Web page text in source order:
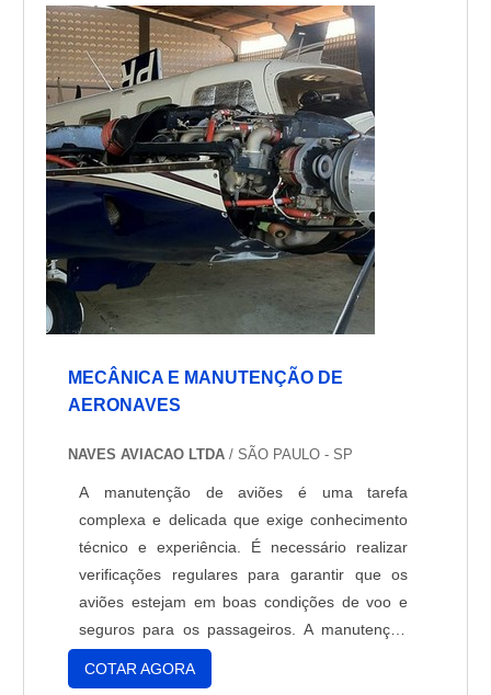
monitoramento e muito mais. Todos os nossos
equipamentos para aeronaves são fabricados
com materiais de alta qualidade e são
projetados para atender às mais rigorosas
normas de segurança. Nossos produtos são
testados e certificados para garantir a
segurança e o desempenho dos voos.
MECÂNICA E MANUTENÇÃO DE
AERONAVES
NAVES AVIACAO LTDA/ SÃO PAULO - SP
A manutenção de aviões é uma tarefa
complexa e delicada que exige conhecimento
técnico e experiência. É necessário realizar
verificações regulares para garantir que os
aviões estejam em boas condições de voo e
seguros para os passageiros. A manutenção
de aviões envolve a verificação de todos os
sistemas, a substituição de peças desgastadas
COTAR AGORA